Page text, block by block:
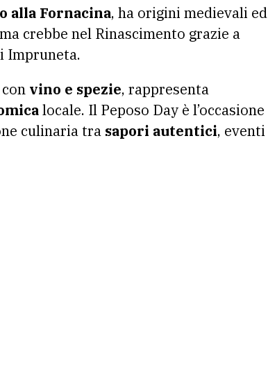
alla Fornacina, ha origini medievali ed
crebbe nel Rinascimento grazie a
Impruneta.
vino e spezie, rappresenta
locale. Il Peposo Day è l’occasione
culinaria tra sapori autentici, eventi